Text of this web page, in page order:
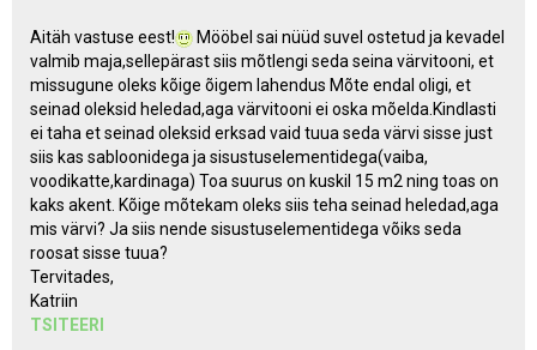
Aitäh vastuse eest!
Mööbel sai nüüd suvel ostetud ja kevadel
valmib maja,sellepärast siis mõtlengi seda seina värvitooni, et
missugune oleks kõige õigem lahendus Mõte endal oligi, et
seinad oleksid heledad,aga värvitooni ei oska mõelda.Kindlasti
ei taha et seinad oleksid erksad vaid tuua seda värvi sisse just
siis kas sabloonidega ja sisustuselementidega(vaiba,
voodikatte,kardinaga) Toa suurus on kuskil 15 m2 ning toas on
kaks akent. Kõige mõtekam oleks siis teha seinad heledad,aga
mis värvi? Ja siis nende sisustuselementidega võiks seda
roosat sisse tuua?
Tervitades,
Katriin
TSITEERI